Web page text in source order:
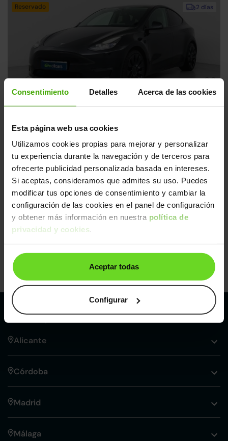
Consentimiento Detalles Acerca de las cookies
Esta página web usa cookies
Utilizamos cookies propias para mejorar y personalizar
tu experiencia durante la navegación y de terceros para
ofrecerte publicidad personalizada basada en intereses.
Si aceptas, consideramos que admites su uso. Puedes
modificar tus opciones de consentimiento y cambiar la
configuración de las cookies en el panel de configuración
y obtener más información en nuestra política de
privacidad y cookies.
Aceptar todas
Configurar
2 días
Reservado
2022 | 48.500km | 480CV | Autonomía 480km
Eléctrico Desde474€/mes
Si no encuentras el coche que quieres, ¡te
lo buscamos!
Alicante
Córdoba
Madrid
Málaga